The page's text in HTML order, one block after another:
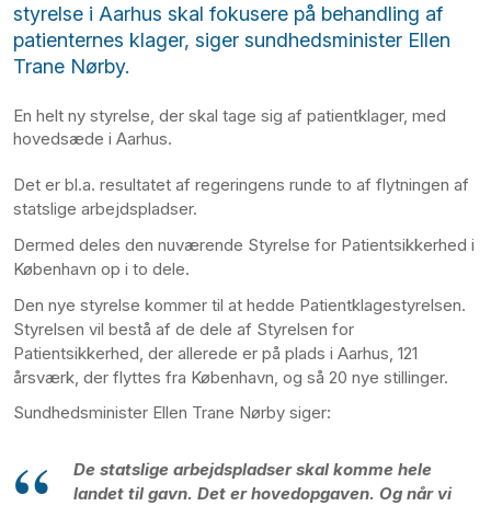
styrelse i Aarhus skal fokusere på behandling af
patienternes klager, siger sundhedsminister Ellen
Trane Nørby.
En helt ny styrelse, der skal tage sig af patientklager, med
hovedsæde i Aarhus.
Det er bl.a. resultatet af regeringens runde to af flytningen af
statslige arbejdspladser.
Dermed deles den nuværende Styrelse for Patientsikkerhed i
København op i to dele.
Den nye styrelse kommer til at hedde Patientklagestyrelsen.
Styrelsen vil bestå af de dele af Styrelsen for
Patientsikkerhed, der allerede er på plads i Aarhus, 121
årsværk, der flyttes fra København, og så 20 nye stillinger.
Sundhedsminister Ellen Trane Nørby siger:
De statslige arbejdspladser skal komme hele
landet til gavn. Det er hovedopgaven. Og når vi